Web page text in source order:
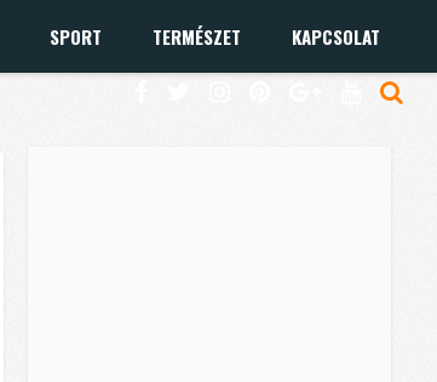
SPORT TERMÉSZET KAPCSOLAT